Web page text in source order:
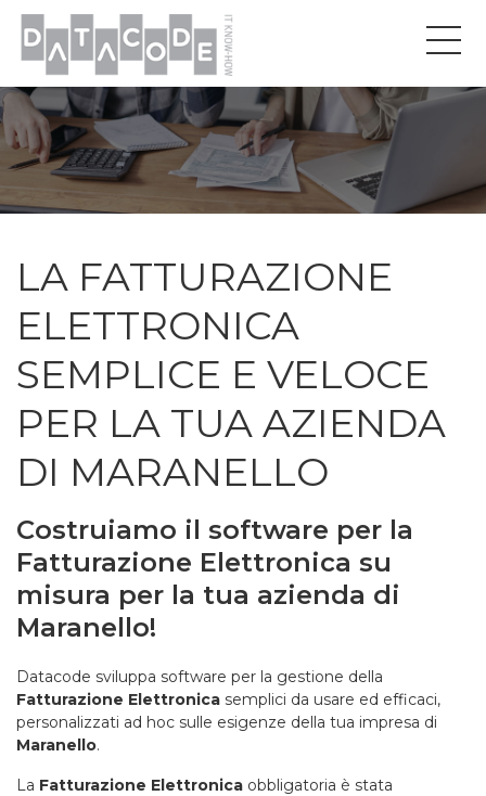
LA FATTURAZIONE
ELETTRONICA
SEMPLICE E VELOCE
PER LA TUA AZIENDA
DI MARANELLO
Costruiamo il software per la
Fatturazione Elettronica su
misura per la tua azienda di
Maranello!
Datacode sviluppa software per la gestione della
Fatturazione Elettronica semplici da usare ed efficaci,
personalizzati ad hoc sulle esigenze della tua impresa di
Maranello.
La Fatturazione Elettronica obbligatoria è stata